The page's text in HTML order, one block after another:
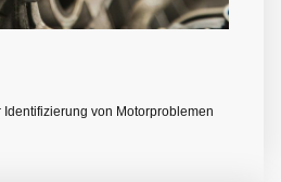
von Motorproblemen